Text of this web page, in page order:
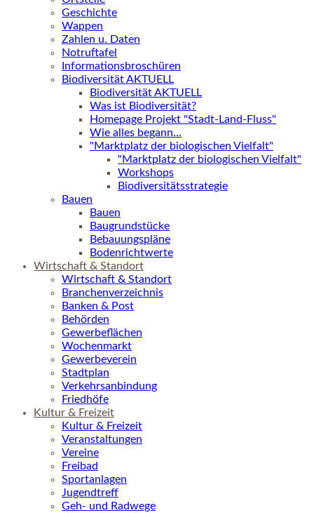
Geschichte
Wappen
Zahlen u. Daten
Notruftafel
Informationsbroschüren
Biodiversität AKTUELL
Biodiversität AKTUELL
Was ist Biodiversität?
Homepage Projekt "Stadt-Land-Fluss"
Wie alles begann...
"Marktplatz der biologischen Vielfalt"
"Marktplatz der biologischen Vielfalt"
Workshops
Biodiversitätsstrategie
Bauen
Bauen
Baugrundstücke
Bebauungspläne
Bodenrichtwerte
Wirtschaft & Standort
Wirtschaft & Standort
Branchenverzeichnis
Banken & Post
Behörden
Gewerbeflächen
Wochenmarkt
Gewerbeverein
Stadtplan
Verkehrsanbindung
Friedhöfe
Kultur & Freizeit
Kultur & Freizeit
Veranstaltungen
Vereine
Freibad
Sportanlagen
Jugendtreff
Geh- und Radwege